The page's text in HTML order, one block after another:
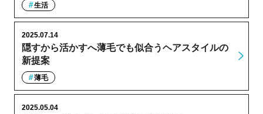
生活
隠すから活かすへ薄毛でも似合うヘアスタイルの
新提案
2025.07.14
薄毛
2025.05.04